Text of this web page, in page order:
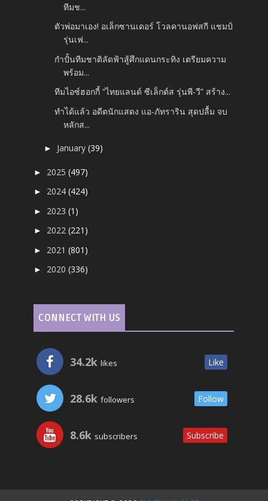
ทีมช...
ตัวพ่อมาเอง! อเล็กซานเดอร์ โวลคานอฟสกี แชมป์
รุ่นเฟ...
กำปั้นทีมชาติลัดฟ้าสู้ศึกแดนกระทิง เตรียมความ
พร้อม...
ทีมไอซ์ฮอกกี้ “ไทยแลนด์ ซีเล็กต์ส รุ่นพี-วี” สร้าง...
ทำได้แล้ว อดีตนักแสดง แอ-ภัทราริน สุดปลื้ม จบ
หลักส...
► January(39)
► 2025(497)
► 2024(424)
► 2023(1)
► 2022(221)
► 2021(801)
► 2020(336)
CONNECT WITH US
34.2k likes Like
28.6k followers Follow
8.6k subscribers Subscribe